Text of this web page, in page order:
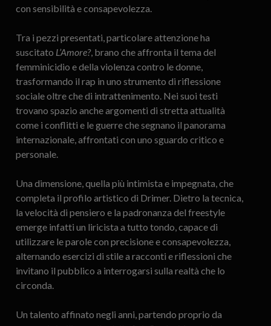
con sensibilità e consapevolezza.
Tra i pezzi presentati, particolare attenzione ha
suscitato L’Amore?, brano che affronta il tema del
femminicidio e della violenza contro le donne,
trasformando il rap in uno strumento di riflessione
sociale oltre che di intrattenimento. Nei suoi testi
trovano spazio anche argomenti di stretta attualità
come i conflitti e le guerre che segnano il panorama
internazionale, affrontati con uno sguardo critico e
personale.
Una dimensione, quella più intimista e impegnata, che
completa il profilo artistico di Drimer. Dietro la tecnica,
la velocità di pensiero e la padronanza del freestyle
emerge infatti un liricista a tutto tondo, capace di
utilizzare le parole con precisione e consapevolezza,
alternando esercizi di stile a racconti e riflessioni che
invitano il pubblico a interrogarsi sulla realtà che lo
circonda.
Un talento affinato negli anni, partendo proprio da